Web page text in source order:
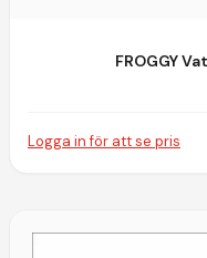
FROGGY
Logga in för att se pris